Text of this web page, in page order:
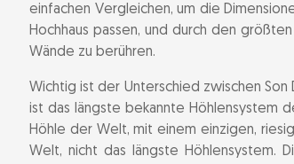
Zeitleiste der Son-Doong-
Geologie und Entstehung
einfachen Vergleichen, um die
Hochhaus passen, und durch den
Wände zu berühren.
Wichtig ist der Unterschied zwischen Son
ist das längste bekannte Höhlensystem
Höhle der Welt, mit einem einzigen,
Welt, nicht das längste Höhlensystem.